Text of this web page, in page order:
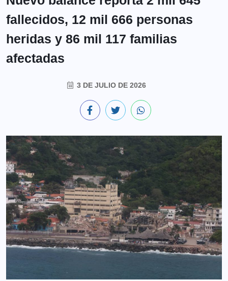
fallecidos, 12 mil 666 personas
heridas y 86 mil 117 familias
afectadas
3 DE JULIO DE 2026